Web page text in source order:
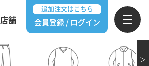
店舗
追加注文はこちら
会員登録 / ログイン
＞